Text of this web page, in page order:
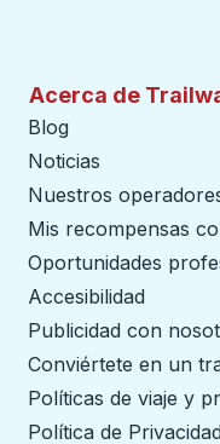
Acerca de
Blog
Noticias
Nuestros
Mis recompensas
Oportunidades
Accesibilidad
Publicidad con
Conviértete en un
Políticas de viaje y
Política de Privacidad